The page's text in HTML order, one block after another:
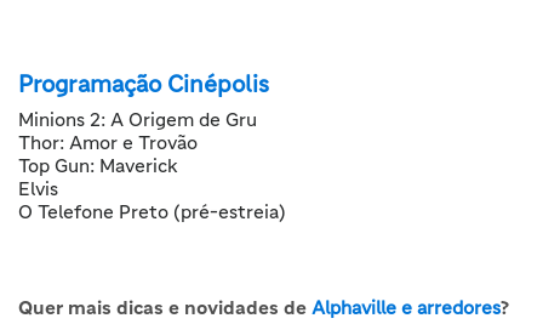
Programação Cinépolis
Minions 2: A Origem de Gru
Thor: Amor e Trovão
Top Gun: Maverick
Elvis
O Telefone Preto (pré-estreia)
Quer mais dicas e novidades de Alphaville e arredores?